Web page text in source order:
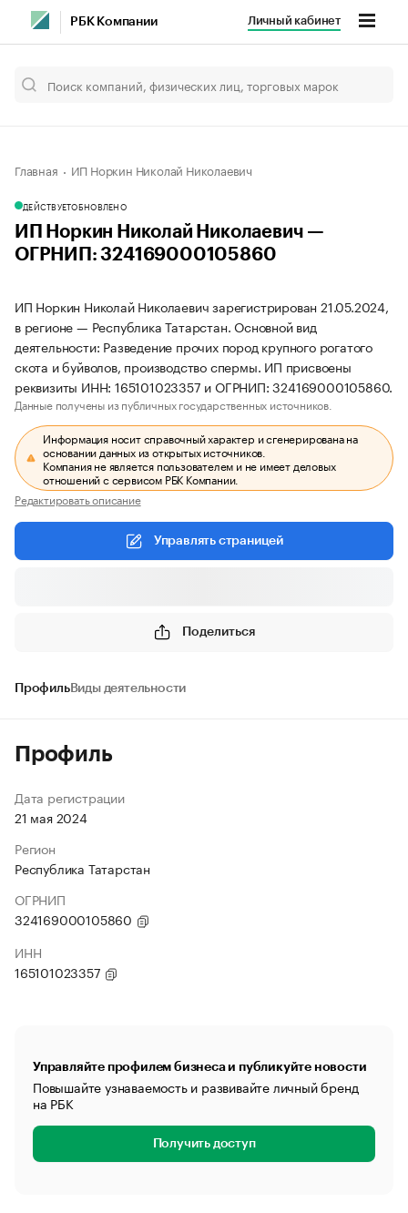
РБК Компании Личный кабинет
Главная ИП Норкин Николай Николаевич
ДЕЙСТВУЕТОБНОВЛЕНО
ИП Норкин Николай Николаевич —
ОГРНИП: 324169000105860
ИП Норкин Николай Николаевич зарегистрирован 21.05.2024,
в регионе — Республика Татарстан. Основной вид
деятельности: Разведение прочих пород крупного рогатого
скота и буйволов, производство спермы. ИП присвоены
реквизиты ИНН: 165101023357 и ОГРНИП: 324169000105860.
Данные получены из публичных государственных источников.
Информация носит справочный характер и сгенерирована на
основании данных из открытых источников.
Компания не является пользователем и не имеет деловых
отношений с сервисом РБК Компании.
Редактировать описание
Управлять страницей
Поделиться
ПрофильВиды деятельности
Профиль
Дата регистрации
21 мая 2024
Регион
Республика Татарстан
ОГРНИП
324169000105860
ИНН
165101023357
Управляйте профилем бизнеса и публикуйте новости
Повышайте узнаваемость и развивайте личный бренд
на РБК
Получить доступ